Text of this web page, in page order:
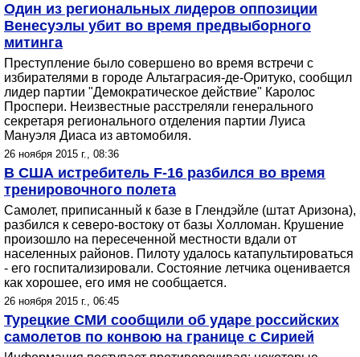
Один из региональных лидеров оппозиции
Венесуэлы убит во время предвыборного
митинга
Преступление было совершено во время встречи с
избирателями в городе Альтаграсия-де-Оритуко, сообщил
лидер партии "Демократическое действие" Каролос
Проспери. Неизвестные расстреляли генерального
секретаря регионального отделения партии Луиса
Мануэля Диаса из автомобиля.
26 ноября 2015 г., 08:36
В США истребитель F-16 разбился во время
тренировочного полета
Самолет, приписанный к базе в Глендэйле (штат Аризона),
разбился к северо-востоку от базы Холломан. Крушение
произошло на пересеченной местности вдали от
населенных районов. Пилоту удалось катапультироваться
- его госпитализировали. Состояние летчика оценивается
как хорошее, его имя не сообщается.
26 ноября 2015 г., 06:45
Турецкие СМИ сообщили об ударе российских
самолетов по конвою на границе с Сирией